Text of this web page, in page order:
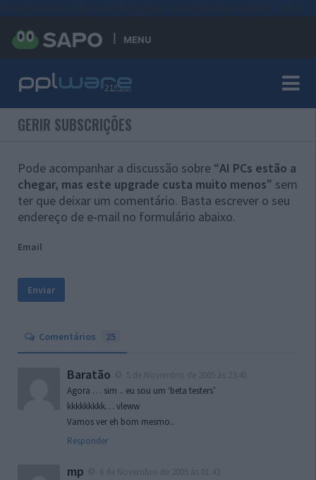
MENU
GERIR SUBSCRIÇÕES
Pode acompanhar a discussão sobre “AI PCs estão a
chegar, mas este upgrade custa muito menos” sem
ter que deixar um comentário. Basta escrever o seu
endereço de e-mail no formulário abaixo.
Email
Comentários 25
Baratão
Agora … sim .. eu sou um ‘beta testers’
kkkkkkkkk… vleww
Vamos ver eh bom mesmo..
Responder
mp